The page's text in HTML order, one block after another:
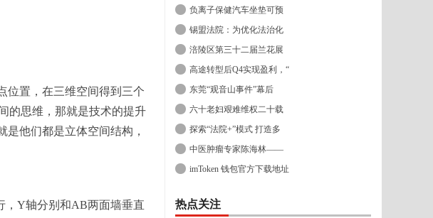
位置，在三维空间得到三个
的思维，那就是技术的提升
他们都是立体空间结构，
，Y轴分别和AB两面墙垂直
负离子保健汽车坐垫可预
锡盟法院：为优化法治化
涪陵区第三十二届兰花展
高途转型后Q4实现盈利，“
东莞“观音山事件”幕后
六十老妇艰难维权二十载
探索“法院+”模式 打造多
中医肿瘤专家陈海林——
imToken 钱包官方下载地址
热点关注